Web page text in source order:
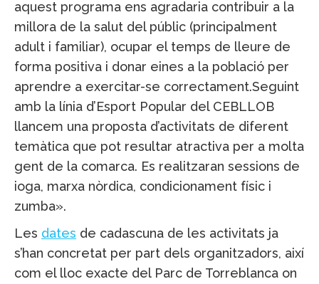
aquest programa ens agradaria contribuir a la
millora de la salut del públic (principalment
adult i familiar), ocupar el temps de lleure de
forma positiva i donar eines a la població per
aprendre a exercitar-se correctament.Seguint
amb la línia d’Esport Popular del CEBLLOB
llancem una proposta d’activitats de diferent
temàtica que pot resultar atractiva per a molta
gent de la comarca. Es realitzaran sessions de
ioga, marxa nòrdica, condicionament físic i
zumba».
Les dates de cadascuna de les activitats ja
s’han concretat per part dels organitzadors, així
com el lloc exacte del Parc de Torreblanca on